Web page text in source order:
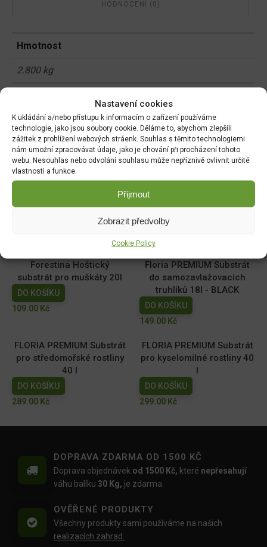
Nastavení cookies
K ukládání a/nebo přístupu k informacím o zařízení používáme
technologie, jako jsou soubory cookie. Děláme to, abychom zlepšili
zážitek z prohlížení webových stráenk. Souhlas s těmito technologiemi
nám umožní zpracovávat údaje, jako je chování při procházení tohoto
webu. Nesouhlas nebo odvolání souhlasu může nepříznivě ovlivnit určité
vlastnosti a funkce.
Přijmout
Zobrazit předvolby
Cookie Policy
HODNOCENÍ (0)
Hmotnost
2.800 kg
28 × 5 × 45 cm
Související produkty:
18x18cm
Keramzit 1l 4-8mm
Kč
Forestina Hoštický
substrát pro muškáty 20l
DO KOŠÍKU
109.00 Kč
Floria PREMIUM Substrát
do samozavlažovacích
truhlíků 18l - BLACK
DO KOŠÍKU
149.00 Kč
FLORIA PREMIUM Substrát
pro středomořské rostliny
40 l
DO KOŠÍKU
289.00 Kč
FLORIA PREMIUM Substrát
pro kyselomilné rostliny 40
l
DO KOŠÍKU
299.00 Kč
DOPRAVA ZDARMA OD 1500 KČ
Doprava objednávek od 1500 Kč, které nepřesahují
váhu balíku 30 Kg, je zdarma.
OVĚŘENÉ PRODUKTY
Všechny produkty sami používáme na našich
realizacích zahrad.